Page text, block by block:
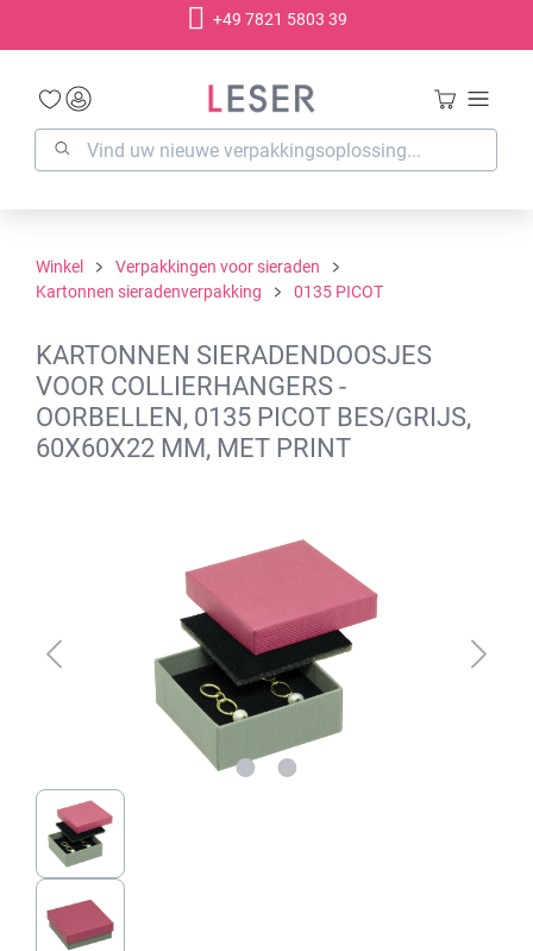
+49 7821 5803 39
Winkel
Verpakkingen voor sieraden
Kartonnen sieradenverpakking
0135 PICOT
KARTONNEN SIERADENDOOSJES
VOOR COLLIERHANGERS -
OORBELLEN, 0135 PICOT BES/GRIJS,
60X60X22 MM, MET PRINT